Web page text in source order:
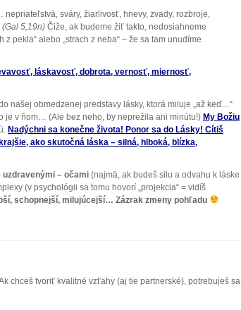
sváry, žiarlivosť, hnevy, zvady, rozbroje,
(Gal 5,19n) Čiže, ak budeme žiť takto, nedosiahneme
pekla“ alebo „strach z neba“ – že sa tam unudíme
láskavosť, dobrota, vernosť, miernosť,
našej obmedzenej predstavy lásky, ktorá miluje „až keď…“
je v ňom… (Ale bez neho, by neprežila ani minútu!) My Božiu
Nadýchni sa konečne života! Ponor sa do Lásky! Cítiš
ako skutočná láska – silná, hlboká, blízka,
– očami (najmä, ak budeš silu a odvahu k láske
(v psychológii sa tomu hovorí „projekcia“ = vidíš
schopnejší, milujúcejší… Zázrak zmeny pohľadu
chceš tvoriť kvalitné vzťahy (aj tie partnerské), potrebuješ sa